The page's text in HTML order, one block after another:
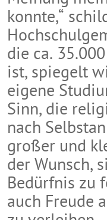
konnte,“
die ca.
ist, spiegelt
eigene
Sinn, die
nach
großer und
der Wunsch,
Bedürfnis zu
auch Freude